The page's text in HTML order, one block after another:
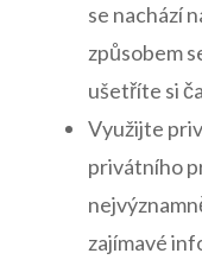
se nachází
způsobem
ušetříte si
Využijte
privátního⁣
zajímavé